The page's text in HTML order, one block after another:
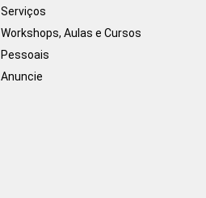
Serviços
Workshops, Aulas e Cursos
Pessoais
Anuncie